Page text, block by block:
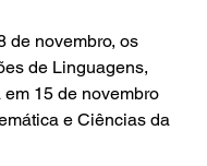
de novembro, os
de Linguagens,
15 de novembro
e Ciências da